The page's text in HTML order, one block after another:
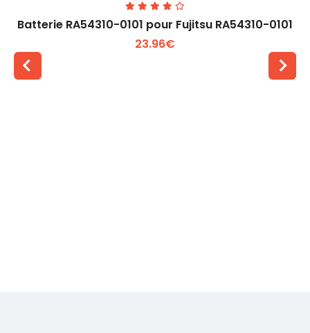
Batterie RA54310-0101 pour Fujitsu RA54310-0101
23.96€